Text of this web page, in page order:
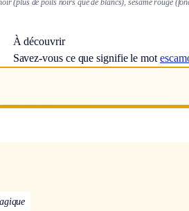
À découvrir
Savez-vous ce que signifie le mot